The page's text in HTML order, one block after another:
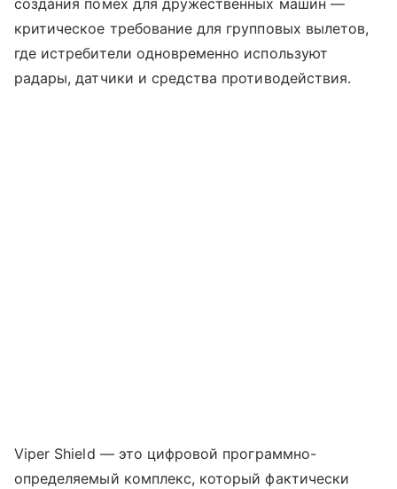
создания помех для дружественных машин —
критическое требование для групповых вылетов,
где истребители одновременно используют
радары, датчики и средства противодействия.
Viper Shield — это цифровой программно-
определяемый комплекс, который фактически